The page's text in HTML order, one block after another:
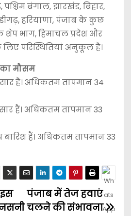
पश्चिम बंगाल, झारखंड, बिहार,
हरियाणा, पंजाब के कुछ
शेप भाग, हिमाचल प्रदेश और
परिस्थितियां अनुकूल हैं।
का मौसम
हैं। अधिकतम तापमान 34
हैं। अधिकतम तापमान 33
हैं। अधिकतम तापमान 33
पंजाब में तेज हवाएं
चलने की संभावना